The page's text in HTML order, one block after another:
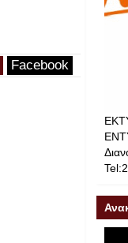
Pierias News
Facebook
σας